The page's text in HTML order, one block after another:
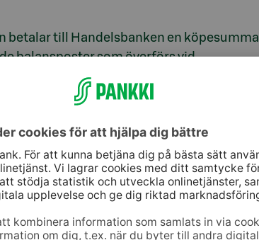
betalar till Handelsbanken en köpesumma
balansposter som överförs vid
de låne- och insättningsavtal som
på de överförda lånen var ca 3,6
euro. Den slutliga köpesumman
när transaktionen slutförs.
till ägarna och skuldfinansiering
med en aktieemission på högst 200
efter slutförandet av transaktionen. S-